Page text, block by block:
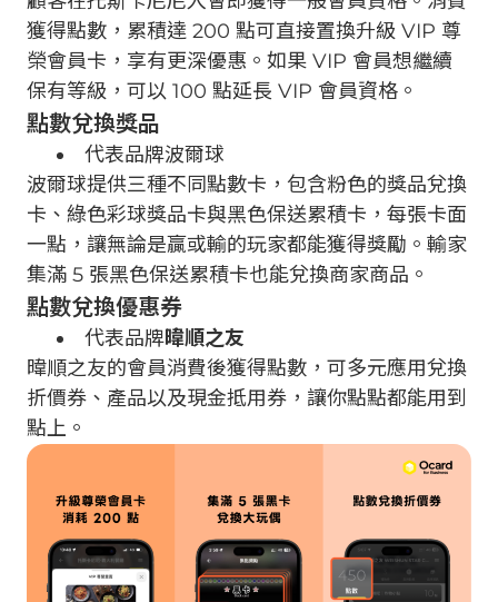
獲得點數，累積達 200 點可直接置換升級 VIP 尊
榮會員卡，享有更深優惠。如果 VIP 會員想繼續
保有等級，可以 100 點延長 VIP 會員資格。
點數兌換獎品
代表品牌波爾球
波爾球提供三種不同點數卡，包含粉色的獎品兌換
卡、綠色彩球獎品卡與黑色保送累積卡，每張卡面
一點，讓無論是贏或輸的玩家都能獲得獎勵。輸家
集滿 5 張黑色保送累積卡也能兌換商家商品。
點數兌換優惠券
代表品牌暐順之友
暐順之友的會員消費後獲得點數，可多元應用兌換
折價券、產品以及現金抵用券，讓你點點都能用到
點上。